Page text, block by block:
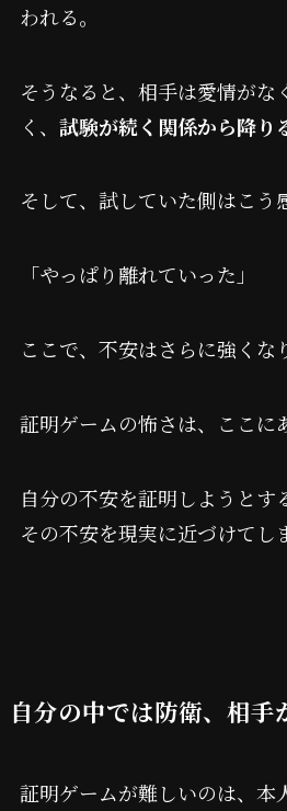
われる。
そうなると、相手は愛情がな
く、 試験が続く関係から降り
そして、試していた側はこう
「やっぱり離れていった」
ここで、不安はさらに強くな
証明ゲームの怖さは、ここに
自分の不安を証明しようとす
その不安を現実に近づけてし
自分の中では防衛、相手
証明ゲームが難しいのは、本